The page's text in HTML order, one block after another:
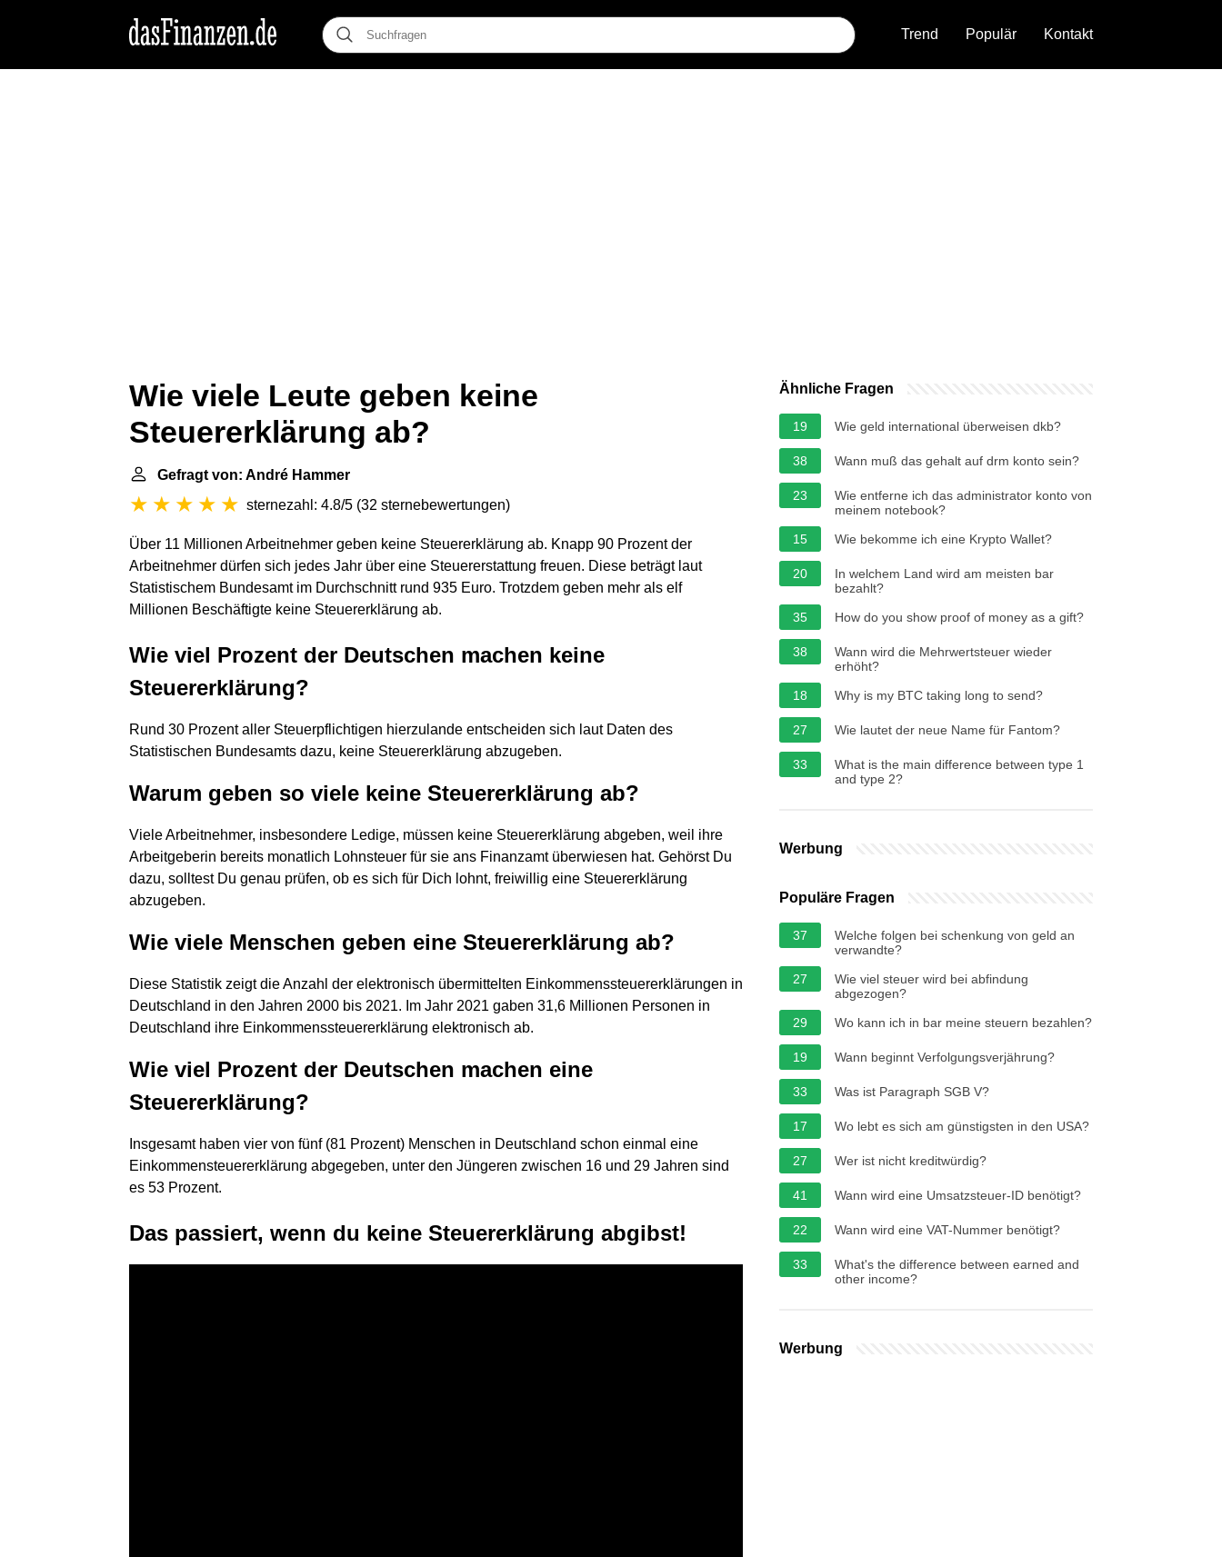
Trend Populär Kontakt
Wie viele Leute geben keine
Steuererklärung ab?
Gefragt von: André Hammer
sternezahl: 4.8/5 (32 sternebewertungen)
Über 11 Millionen Arbeitnehmer geben keine Steuererklärung ab. Knapp 90 Prozent der
Arbeitnehmer dürfen sich jedes Jahr über eine Steuererstattung freuen. Diese beträgt laut
Statistischem Bundesamt im Durchschnitt rund 935 Euro. Trotzdem geben mehr als elf
Millionen Beschäftigte keine Steuererklärung ab.
Wie viel Prozent der Deutschen machen keine
Steuererklärung?
Rund 30 Prozent aller Steuerpflichtigen hierzulande entscheiden sich laut Daten des
Statistischen Bundesamts dazu, keine Steuererklärung abzugeben.
Warum geben so viele keine Steuererklärung ab?
Viele Arbeitnehmer, insbesondere Ledige, müssen keine Steuererklärung abgeben, weil ihre
Arbeitgeberin bereits monatlich Lohnsteuer für sie ans Finanzamt überwiesen hat. Gehörst Du
dazu, solltest Du genau prüfen, ob es sich für Dich lohnt, freiwillig eine Steuererklärung
abzugeben.
Wie viele Menschen geben eine Steuererklärung ab?
Diese Statistik zeigt die Anzahl der elektronisch übermittelten Einkommenssteuererklärungen in
Deutschland in den Jahren 2000 bis 2021. Im Jahr 2021 gaben 31,6 Millionen Personen in
Deutschland ihre Einkommenssteuererklärung elektronisch ab.
Wie viel Prozent der Deutschen machen eine
Steuererklärung?
Insgesamt haben vier von fünf (81 Prozent) Menschen in Deutschland schon einmal eine
Einkommensteuererklärung abgegeben, unter den Jüngeren zwischen 16 und 29 Jahren sind
es 53 Prozent.
Das passiert, wenn du keine Steuererklärung abgibst!
Ähnliche Fragen
19 Wie geld international überweisen dkb?
38 Wann muß das gehalt auf drm konto sein?
23
Wie entferne ich das administrator konto von
meinem notebook?
15
Wie bekomme ich eine Krypto Wallet?
20
In welchem Land wird am meisten bar
bezahlt?
35
How do you show proof of money as a gift?
38
Wann wird die Mehrwertsteuer wieder
erhöht?
18
Why is my BTC taking long to send?
27 Wie lautet der neue Name für Fantom?
33
What is the main difference between type 1
and type 2?
Werbung
Populäre Fragen
37
Welche folgen bei schenkung von geld an
verwandte?
27
Wie viel steuer wird bei abfindung
abgezogen?
29
Wo kann ich in bar meine steuern bezahlen?
19 Wann beginnt Verfolgungsverjährung?
33 Was ist Paragraph SGB V?
17 Wo lebt es sich am günstigsten in den USA?
27 Wer ist nicht kreditwürdig?
41 Wann wird eine Umsatzsteuer-ID benötigt?
22 Wann wird eine VAT-Nummer benötigt?
33
What's the difference between earned and
other income?
Werbung